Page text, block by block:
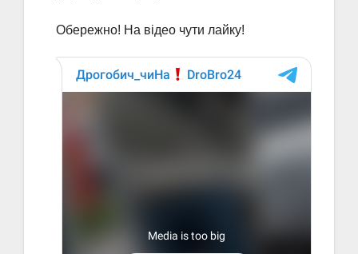
Обережно! На відео чути лайку!